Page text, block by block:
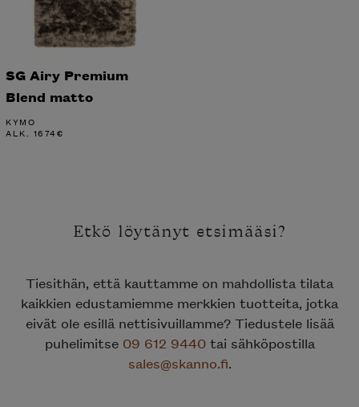
SG Airy Premium
Blend matto
KYMO
ALK. 1674€
Etkö löytänyt etsimääsi?
Tiesithän, että kauttamme on mahdollista tilata
kaikkien edustamiemme merkkien tuotteita, jotka
eivät ole esillä nettisivuillamme? Tiedustele lisää
puhelimitse 09 612 9440tai sähköpostilla
sales@skanno.fi.